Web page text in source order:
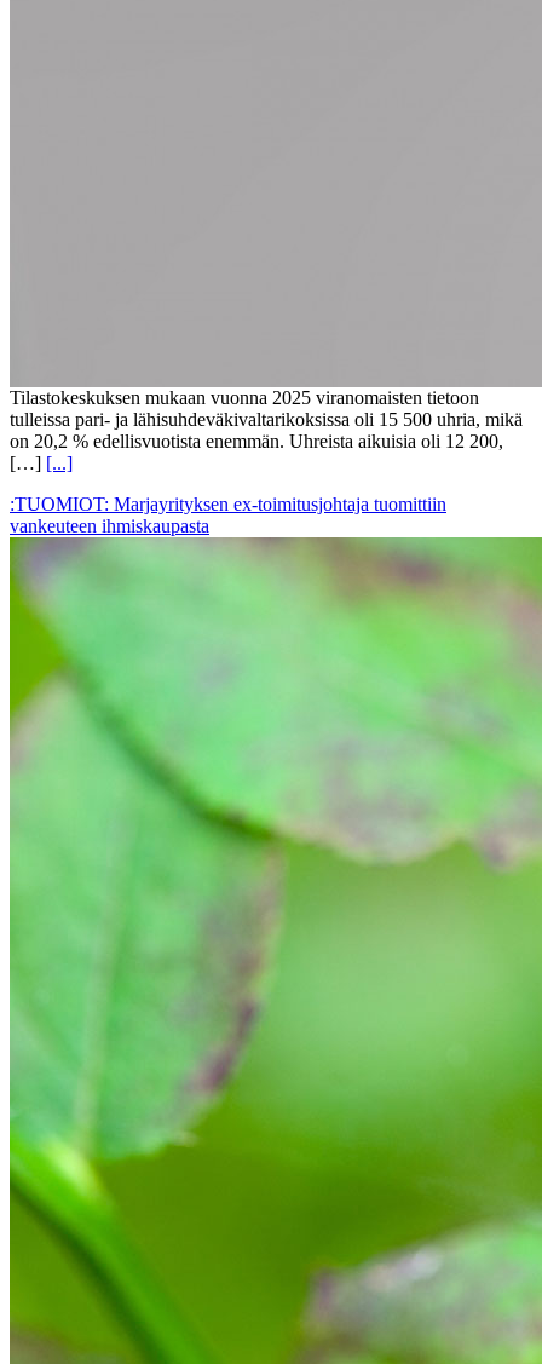
Tilastokeskuksen mukaan vuonna 2025 viranomaisten tietoon
tulleissa pari- ja lähisuhdeväkivaltarikoksissa oli 15 500 uhria, mikä
on 20,2 % edellisvuotista enemmän. Uhreista aikuisia oli 12 200,
[…] [...]
:TUOMIOT: Marjayrityksen ex-toimitusjohtaja tuomittiin
vankeuteen ihmiskaupasta